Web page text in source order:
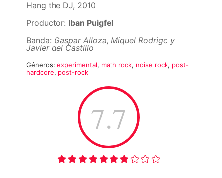
Hang the DJ, 2010
Productor: Iban Puigfel
Banda: Gaspar Alloza, Miquel Rodrigo y
Javier del Castillo
Géneros: experimental, math rock, noise rock, post-
hardcore, post-rock
7.7